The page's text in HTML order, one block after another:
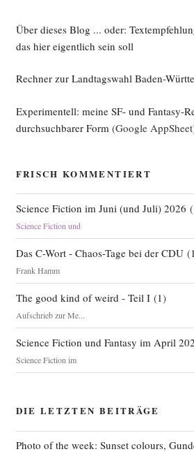
Über dieses Blog ... oder:
das hier eigentlich sein soll
Rechner zur Landtagswahl Baden-
Experimentell: meine SF- und Fantasy-
durchsuchbarer Form (Google
FRISCH KOMMENTIERT
Science Fiction im Juni (und Juli) 2026 (
Science Fiction und
Das C-Wort - Chaos-Tage bei der CDU(1
Frank Hamm
The good kind of weird - Teil I(1)
Aufschrieb zur Me...
Science Fiction und Fantasy im April
Science Fiction im
DIE LETZTEN BEITRÄGE
Photo of the week: Sunset colours,